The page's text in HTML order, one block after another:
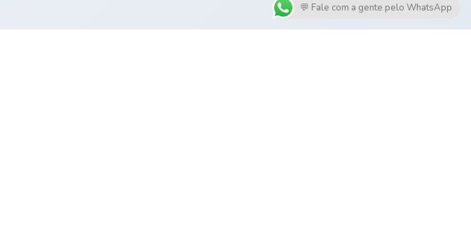
💬 Fale com a gente pelo WhatsApp